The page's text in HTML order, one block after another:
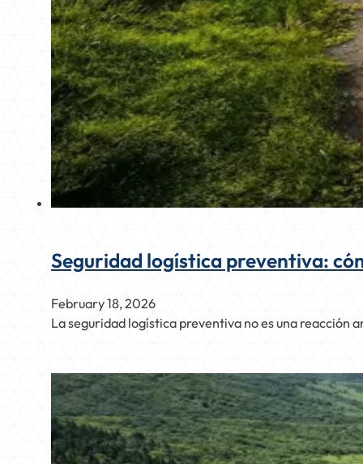
Seguridad logística preventiva:
February 18, 2026
La seguridad logística preventiva no es una reacción